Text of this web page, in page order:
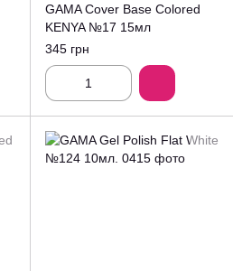
GAMA Cover Base Colored
KENYA №17 15мл
345 грн